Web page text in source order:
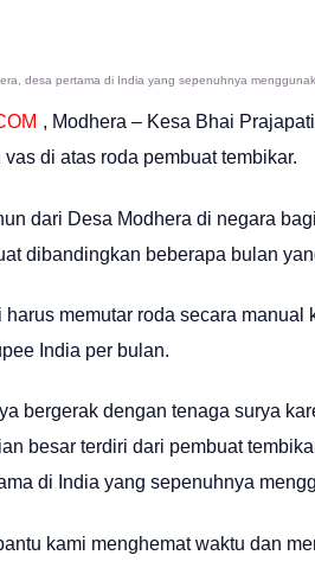
desa pertama di India yang sepenuhnya
, Modhera – Kesa Bhai
di atas roda pembuat tembikar.
dari Desa Modhera di negara
dibandingkan beberapa bulan
harus memutar roda secara
India per bulan.
bergerak dengan tenaga surya
besar terdiri dari pembuat
di India yang sepenuhnya
kami menghemat waktu dan